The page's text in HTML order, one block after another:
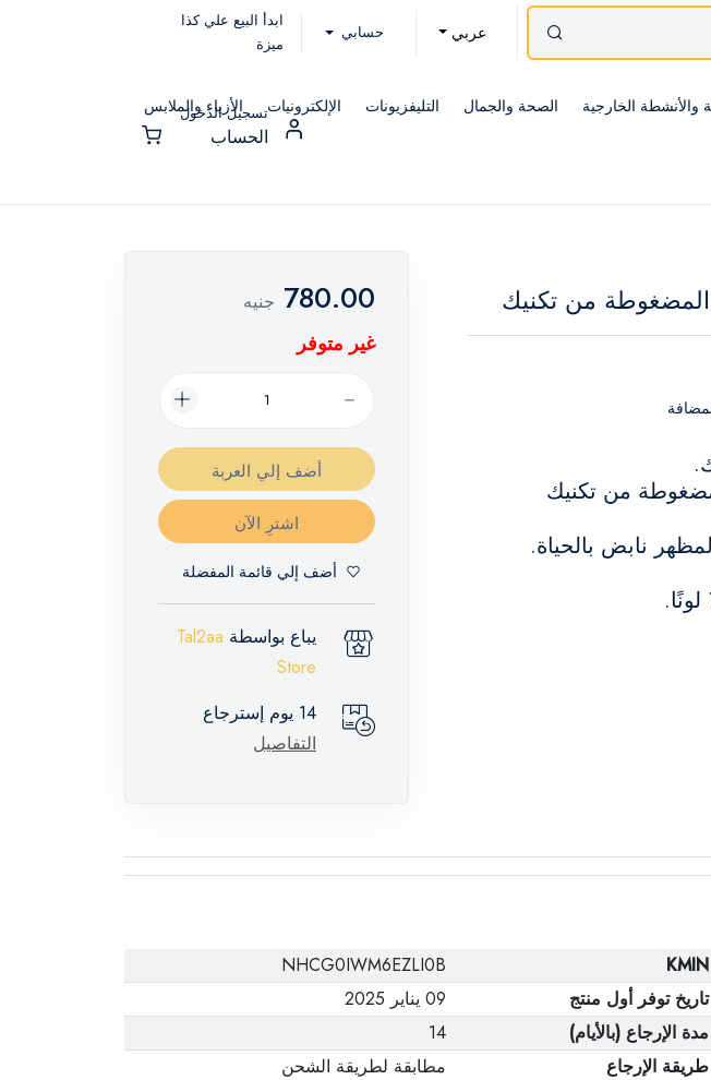
عربي حسابي
ابدأ البيع علي كذا
ميزة
والأنشطة الخارجية الصحة والجمال التليفزيونات الإلكترونيات الأزياء والملابس
تسجيل الدخول
الحساب
المضغوطة من تكنيك
من تكنيك
نابض بالحياة.
780.00 جنيه
غير متوفر
أضف إلي العربة
اشترِ الآن
أضف إلي قائمة المفضلة
يباع بواسطة Tal2aa
Store
14 يوم إسترجاع
التفاصيل
KMIN
NHCG0IWM6EZLI0B
تاريخ توفر أول منتج
09 يناير 2025
مدة الإرجاع (بالأيام)
14
طريقة الإرجاع
مطابقة لطريقة الشحن